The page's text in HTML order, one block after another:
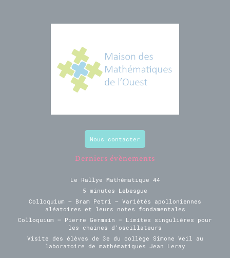
Nous contacter
Derniers évènements
Le Rallye Mathématique 44
5 minutes Lebesgue
Colloquium – Bram Petri – Variétés apolloniennes
aléatoires et leurs notes fondamentales
Colloquium – Pierre Germain – Limites singulières pour
les chaines d’oscillateurs
Visite des élèves de 3e du collège Simone Veil au
laboratoire de mathématiques Jean Leray